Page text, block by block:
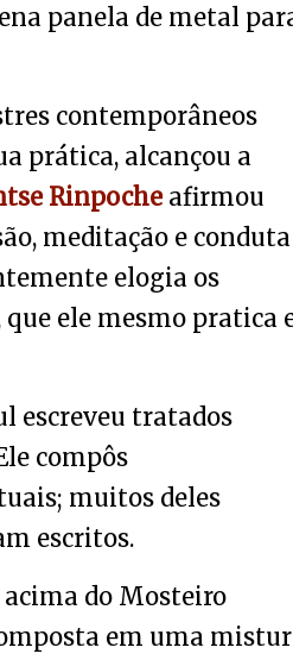
panela de metal
contemporâneos
prática, alcançou a
Rinpoche afirmou
meditação e conduta
elogia os
ele mesmo pratica
escreveu tratados
compôs
muitos deles
escritos.
acima do Mosteiro
em uma